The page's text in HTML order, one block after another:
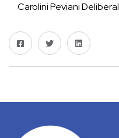
Carolini Peviani Deliberal